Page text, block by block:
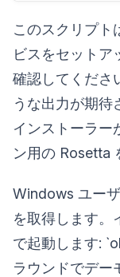
このスクリプト
ビスをセット
確認してくださ
うな出力が期
インストーラー
ン用の Rosetta
Windows ユー
を取得します。
で起動します:
ラウンドでデー